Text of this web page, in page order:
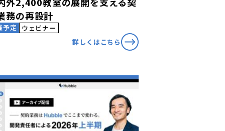
務の再設計
予定
ウェビナー
詳しくはこちら